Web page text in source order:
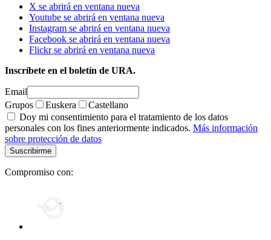
X se abrirá en ventana nueva
Youtube se abrirá en ventana nueva
Instagram se abrirá en ventana nueva
Facebook se abrirá en ventana nueva
Flickr se abrirá en ventana nueva
Inscríbete en el boletín de URA.
Email
Grupos
Euskera
Castellano
Doy mi consentimiento para el tratamiento de los datos
personales con los fines anteriormente indicados. Más información
sobre protección de datos
Compromiso con: